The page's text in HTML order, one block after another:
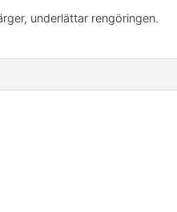
underlättar rengöringen.
produkten...